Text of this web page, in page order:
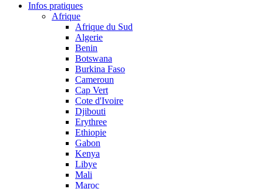
Infos pratiques
Afrique
Afrique du Sud
Algerie
Benin
Botswana
Burkina Faso
Cameroun
Cap Vert
Cote d'Ivoire
Djibouti
Erythree
Ethiopie
Gabon
Kenya
Libye
Mali
Maroc